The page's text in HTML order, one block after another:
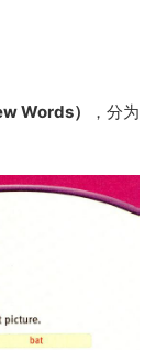
Words）
，分为